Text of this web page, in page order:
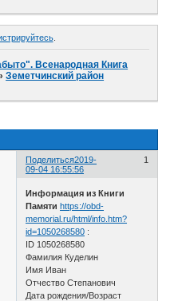
.
Всенародная Книга
Земетчинский район
Поделиться 1
2019-
09-04 16:55:56
Информация из Книги
Памяти https://obd-
memorial.ru/html/info.htm?
id=1050268580 :
ID 1050268580
Фамилия Куделин
Имя Иван
Отчество Степанович
Дата рождения/Возраст